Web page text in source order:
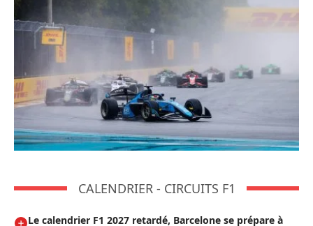
CALENDRIER - CIRCUITS F1
Le calendrier F1 2027 retardé, Barcelone se prépare à